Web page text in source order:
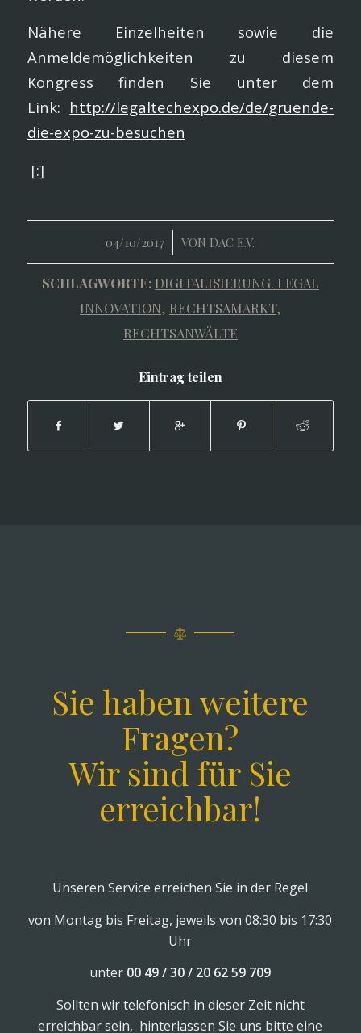
Nähere Einzelheiten sowie die
Anmeldemöglichkeiten zu diesem
Kongress finden Sie unter dem
Link: http://legaltechexpo.de/de/gruende-
die-expo-zu-besuchen
[:]
04/10/2017
/ VON DAC E.V.
SCHLAGWORTE: DIGITALISIERUNG. LEGAL
INNOVATION, RECHTSAMARKT,
RECHTSANWÄLTE
Eintrag teilen
Sie haben weitere
Fragen?
Wir sind für Sie
erreichbar!
Unseren Service erreichen Sie in der Regel
von Montag bis Freitag, jeweils von 08:30 bis 17:30
Uhr
unter 00 49 / 30 / 20 62 59 709
Sollten wir telefonisch in dieser Zeit nicht
erreichbar sein, hinterlassen Sie uns bitte eine